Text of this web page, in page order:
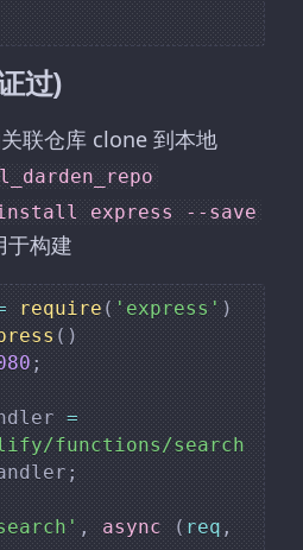
过)
联仓库 clone 到本地
install express --save
构建
require('express')
()
;
=
functions/search
;
, async (req,